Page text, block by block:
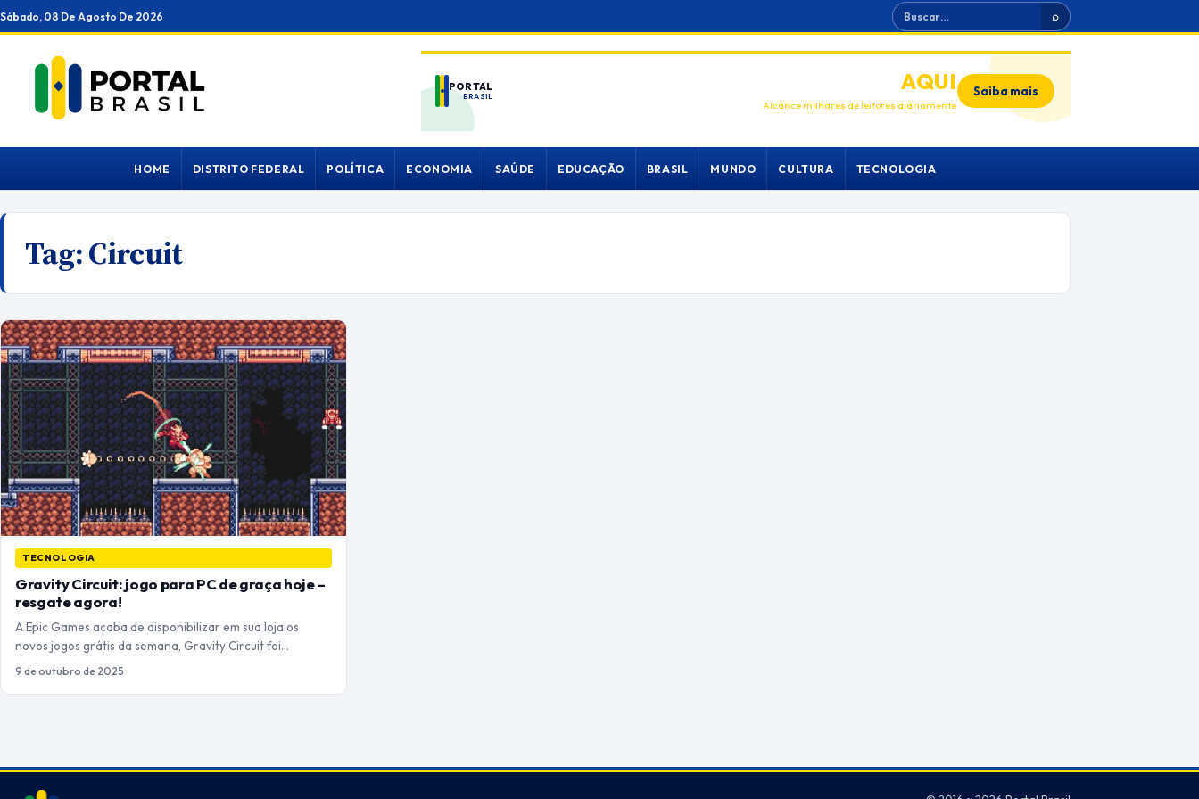
Ir
para
conteúdo
Sábado, 08 De Agosto De 2026 Buscar ⌕
PORTAL
BRASIL
ANUNCIEAQUI
Alcance milhares de leitores diariamente
Saiba mais
HOME DISTRITO FEDERAL POLÍTICA ECONOMIA SAÚDE EDUCAÇÃO BRASIL MUNDO CULTURA TECNOLOGIA
Tag:Circuit
TECNOLOGIA
Gravity Circuit: jogo para PC de graça hoje –
resgate agora!
A Epic Games acaba de disponibilizar em sua loja os
novos jogos grátis da semana, Gravity Circuit foi…
9 de outubro de 2025